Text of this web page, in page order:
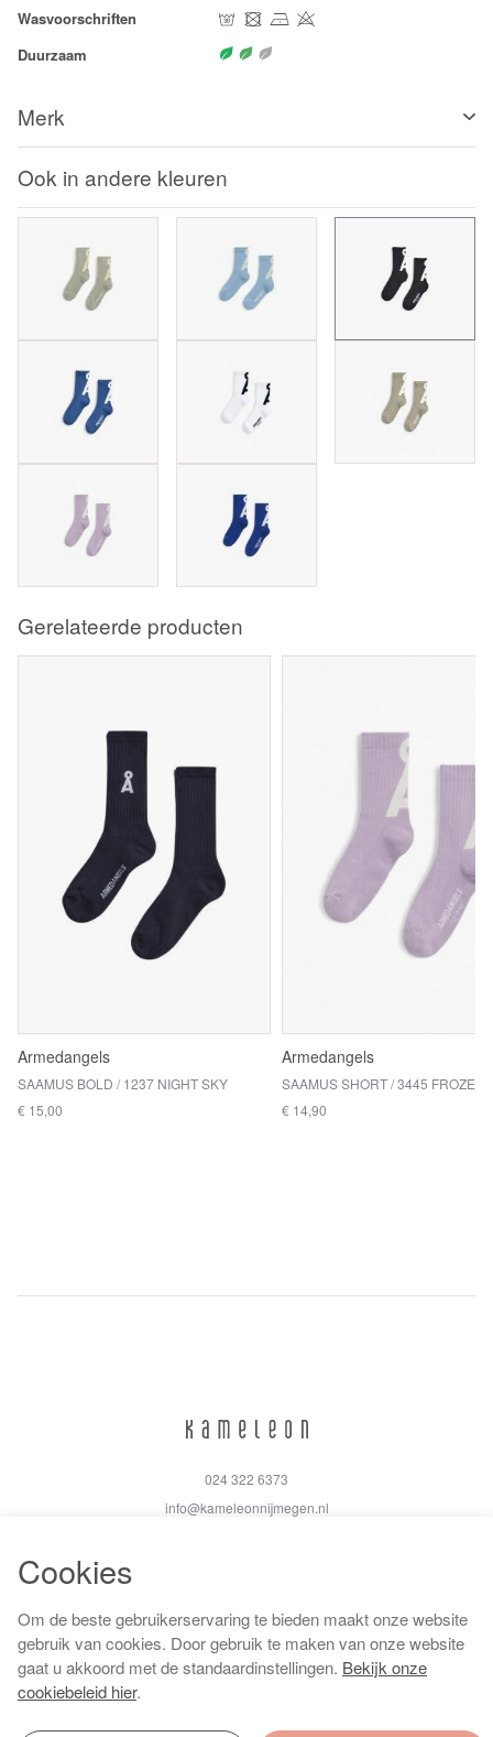
Wasvoorschriften
Duurzaam
Merk
Ook in andere kleuren
Gerelateerde producten
Armedangels
SAAMUS BOLD / 1237 NIGHT SKY
€ 15,00
Armedangels
€ 14,90
024 322 6373
info@kameleonnijmegen.nl
Algemene voorwaarden
Privacy policy
Cookiebeleid
Cookies
Om de beste gebruikerservaring te bieden maakt onze website
gebruik van cookies. Door gebruik te maken van onze website
gaat u akkoord met de standaardinstellingen. Bekijk onze
cookiebeleid hier.